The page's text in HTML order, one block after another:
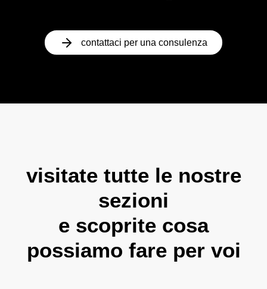
contattaci per una consulenza
visitate tutte le nostre
sezioni
e scoprite cosa
possiamo fare per voi